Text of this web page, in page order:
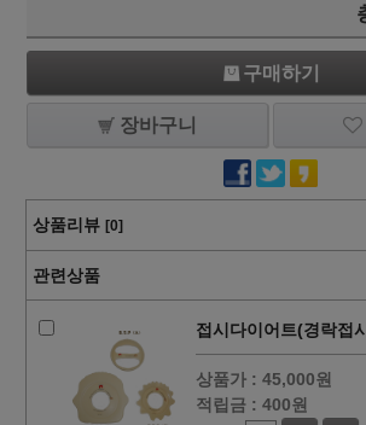
구매하기
장바구니
상품리뷰 [0]
관련상품
접시다이어트(경락접
상품가 : 45,000원
적립금 : 400원